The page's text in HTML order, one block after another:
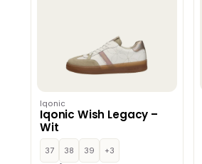
Iqonic
Iqonic Wish Legacy –
Wit
37 38 39
+3